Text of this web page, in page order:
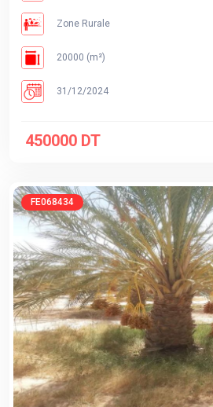
Zone Rurale
20000 (m²)
31/12/2024
450000 DT
FE068434